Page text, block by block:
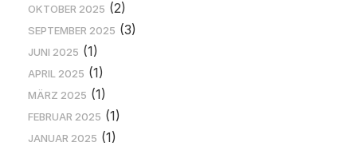
OKTOBER 2025 (2)
SEPTEMBER 2025 (3)
JUNI 2025 (1)
APRIL 2025 (1)
MÄRZ 2025 (1)
FEBRUAR 2025 (1)
JANUAR 2025 (1)